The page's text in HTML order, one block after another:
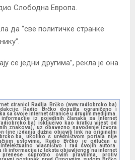
Слободна Европа.
да “све политичке странке
се једни другима”, рекла је она.
stranici Radija Brčko (www.radiobrcko.ba)
Radio Brčko dopušta ograničeno i
sa svoje internet stranice u drugim medijima.
iz pojedinih članaka sa Internet
isključivo kao kratku vijest od
znakova), uz obavezno navođenje izvora
line izdanja dužna objaviti link na originalni
ukoliko s uredništvom portala nije
uslovima. Radio Brčko je odlučan u
vlasništvo i rad svojih autora.
informacija iz teksta objavljenog na internet
prenese suprotno ovim pravilima, protiv